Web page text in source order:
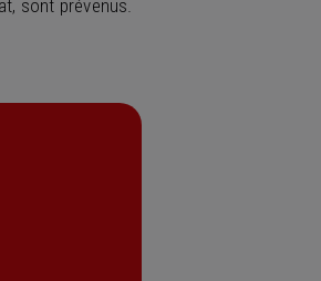
sont prévenus.